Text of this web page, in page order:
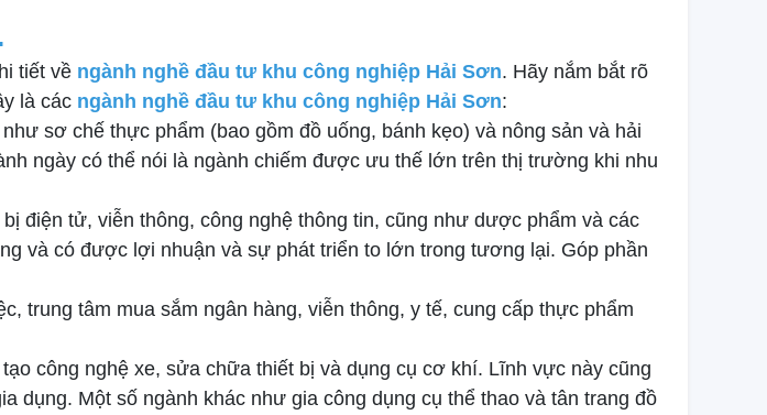
tiết về ngành nghề đầu tư khu công nghiệp Hải Sơn. Hãy nắm bắt rõ
là các ngành nghề đầu tư khu công nghiệp Hải Sơn:
sơ chế thực phẩm (bao gồm đồ uống, bánh kẹo) và nông sản và hải
ngày có thể nói là ngành chiếm được ưu thế lớn trên thị trường khi nhu
điện tử, viễn thông, công nghệ thông tin, cũng như dược phẩm và các
và có được lợi nhuận và sự phát triển to lớn trong tương lại. Góp phần
trung tâm mua sắm ngân hàng, viễn thông, y tế, cung cấp thực phẩm
công nghệ xe, sửa chữa thiết bị và dụng cụ cơ khí. Lĩnh vực này cũng
dụng. Một số ngành khác như gia công dụng cụ thể thao và tân trang đồ